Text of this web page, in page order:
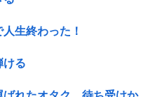
生終わった！
ける